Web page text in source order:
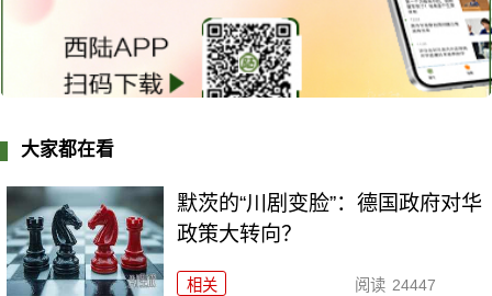
大家都在看
默茨的“川剧变脸”：德国政府对华
政策大转向？
相关 阅读 24447